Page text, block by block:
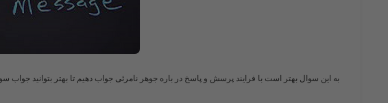
به این سوال بهتر است با فرایند پرسش و پاسخ در باره جوهر نامرئی جواب دهیم تا بهتر بتوانید جواب